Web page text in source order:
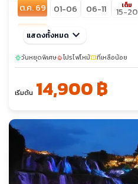
ต.ค. 69
01-06 06-11 เต็ม
15-20
พ.ย. 69 03-08
ธ.ค. 69
01-06 sunny
10-15 15-20
แสดงทั้งหมด keyboard_arrow_down
sunnyวันหยุดพิเศษlocal_fire_departmentโปรไฟไหม้confirmation_numberที่เหลือน้อย
เริ่มต้น 14,900 ฿